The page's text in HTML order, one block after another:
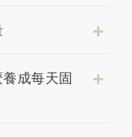
成每天固